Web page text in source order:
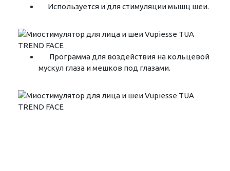
Используется и для стимуляции мышц шеи.
Программа для воздействия на кольцевой
мускул глаза и мешков под глазами.